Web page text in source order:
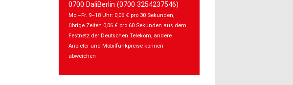
0700 DaliBerlin (0700 3254237546)
Mo.–Fr. 9–18 Uhr: 0,06 € pro 30 Sekunden,
übrige Zeiten 0,06 € pro 60 Sekunden aus dem
Festnetz der Deutschen Telekom, andere
Anbieter und Mobilfunkpreise können
abweichen